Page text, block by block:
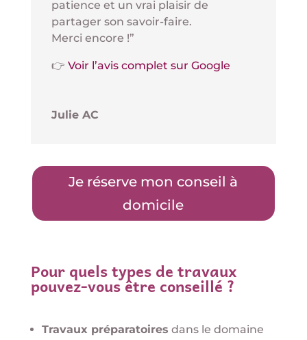
patience et un vrai plaisir de
partager son savoir-faire.
Merci encore !”
👉 Voir l’avis complet sur Google
Julie AC
Je réserve mon conseil à
domicile
Pour quels types de travaux
pouvez-vous être conseillé ?
Travaux préparatoires dans le domaine